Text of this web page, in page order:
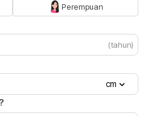
Perempuan
(tahun)
cm